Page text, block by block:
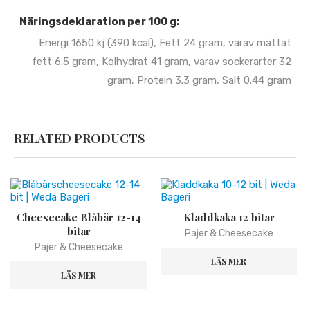
Näringsdeklaration per 100 g:
Energi 1650 kj (390 kcal), Fett 24 gram, varav mättat
fett 6.5 gram, Kolhydrat 41 gram, varav sockerarter 32
gram, Protein 3.3 gram, Salt 0.44 gram
RELATED PRODUCTS
Cheesecake Blåbär 12-14
bitar
Pajer & Cheesecake
LÄS MER
Kladdkaka 12 bitar
Pajer & Cheesecake
LÄS MER